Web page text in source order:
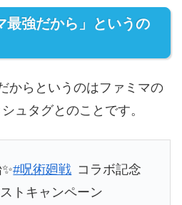
最強だから」というの
からというのはファミマの
ュタグとのことです。
#呪術廻戦 コラボ記念
トキャンペーン